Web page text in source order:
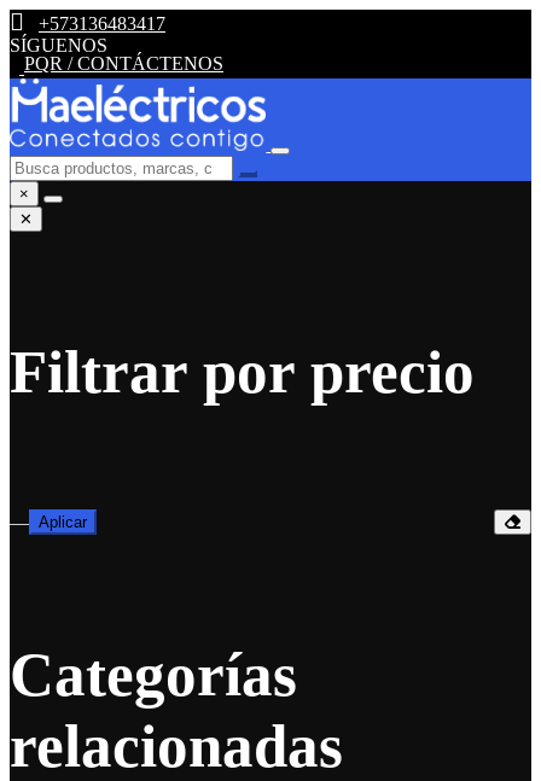
+573136483417
SÍGUENOS
PQR / CONTÁCTENOS
×
✕
Filtrar por precio
— Aplicar
Categorías
relacionadas